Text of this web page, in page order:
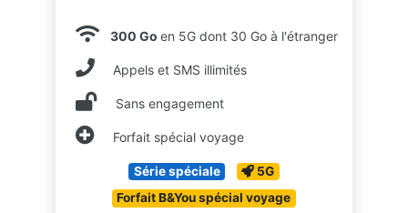
300 Go en 5G dont 30 Go à l'étranger
Appels et SMS illimités
Sans engagement
Forfait spécial voyage
Série spéciale
5G
Forfait B&You spécial voyage